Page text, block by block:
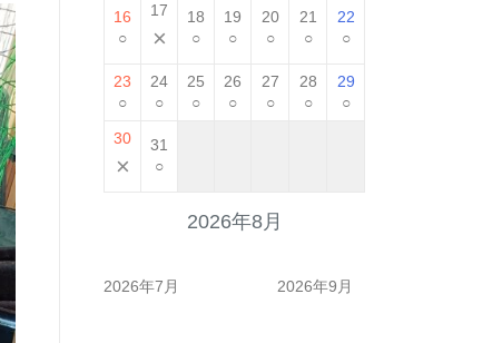
2026年8月
16
○
17
×
18
○
19
○
20
○
21
○
22
○
23
○
24
○
25
○
26
○
27
○
28
○
29
○
30
×
31
○
2026年7月 2026年9月